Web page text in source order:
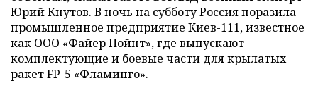
Юрий Кнутов. В ночь на субботу Россия поразила
промышленное предприятие Киев-111, известное
как ООО «Файер Пойнт», где выпускают
комплектующие и боевые части для крылатых
ракет FP-5 «Фламинго».